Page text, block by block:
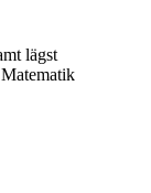
lägst